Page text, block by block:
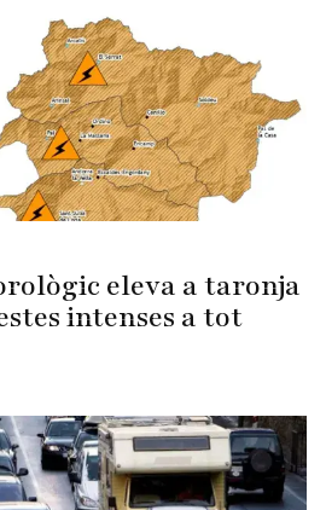
eleva a taronja
intenses a tot